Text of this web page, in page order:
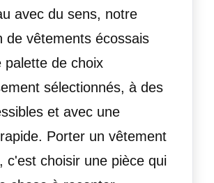
avec du sens, notre
de vêtements écossais
palette de choix
sélectionnés, à des
et avec une
Porter un vêtement
c'est choisir une pièce qui